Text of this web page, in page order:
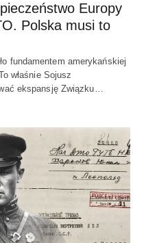
Europy
Polska musi to
fundamentem amerykańskiej
właśnie Sojusz
ekspansję Związku…